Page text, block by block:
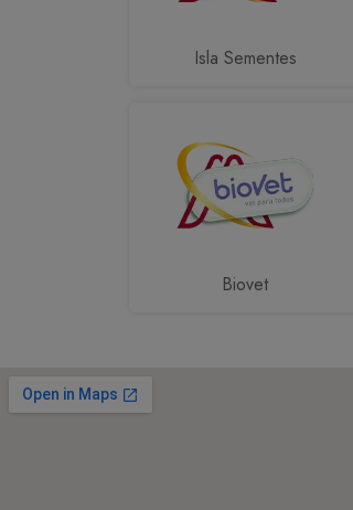
Isla Sementes
Biovet